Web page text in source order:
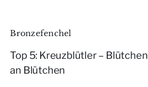
Bronzefenchel
Top 5: Kreuzblütler – Blütchen
an Blütchen